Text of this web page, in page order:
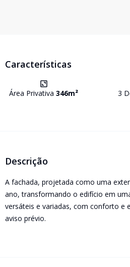
Características
Área Privativa 346m² 3
Descrição
A fachada, projetada como uma
ano, transformando o edifício em
versáteis e variadas, com conforto e
aviso prévio.